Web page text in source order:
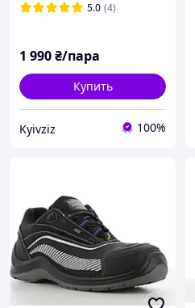
5.0 (4)
1 990₴/пара
Купить
Kyivziz 100%